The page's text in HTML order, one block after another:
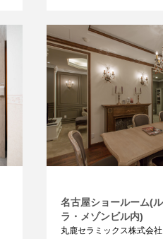
名古屋ショールーム(
ラ・メゾンビル内)
丸鹿セラミックス株式会社